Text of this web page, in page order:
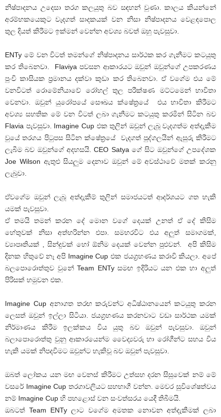
නිෂ්පාදනය උදෙසා තරග කලයුතු බව සඳහන් වුණා. කාලය කියන්නේ
අරම්භකයෙකුට වැදගත් සාදකයක් වන නිසා නිෂ්පාදනය වෙළඳපොල
තුල දියත් කිරීමට ඉක්මන් වෙන්න අවශ්‍ය බවත් ඔහු පැවසුවා.
ENTy මේ වන විටත් තමන්ගේ නිෂ්පාදනය සාර්ථක කර ගැනීමට කටයුතු
කර තිබෙනවා. Flaviya පවසන ආකාරයට ඔවුන් ඔවුන්ගේ උපකරණය
පුංචි කාසියක ප්‍රමානය දක්වා කුඩා කර තිබෙනවා. ඒ වගේම එය මේ
වනවිටත් රොමේනියාවේ රෝහල් තුල පරීක්ෂණ මට්ටමෙන් භාවිතා
වෙනවා. ඔවුන් යුරෝපයේ සෞඛය ක්ෂේත්‍රයේ එය භාවිතා කිරීමට
අවශ්‍ය සහතික මේ වන විටත් ලබා ගැනීමට කටයුතු කරමින් සිටින බව
Flavia පැවසුවා. Imagine Cup එක තුලින් ඔවුන් ලැබූ වැදගත්ම අත්දැකීම
වුයේ තරගය පිටුපස සිටින ක්ෂේත්‍රයේ වැදගත් පුද්ගලයින් ඇසුරු කිරීමට
ලැබීම බව ඔවුන්ගේ අදහසයි. CEO Satya ගේ සිට ඔවුන්ගේ උපදේශක
Joe Wilson ඇතුළු සියලුම දෙනාව ඔවුන් මේ අවස්ථාවේ මතක් කරනු
ලැබුවා.
ඒවගේම ඔවුන් ලැබූ අත්දැකීම් තුලින් සමාජයටත් ආදර්ශයට ගත හැකි
යමක් පැවසුවා.
ඒ තමයි තමන් කරන දේ මොන වගේ දෙයක් උනත් ඒ දේ කිසිම
හේතුවක් නිසා අත්හරින්න එපා. සමහරවිට එය අලුත් සමාගමක්,
ව්‍යාපෘතියක් , සින්දුවක් හෝ ඕනිම දෙයක් වෙන්න පුළුවන්. අපි කිසිම
දිනක හිතුවේ නෑ අපි Imagine Cup එක ජයග්‍රහණය කරාවි කියලා. අපේ
බලපොරොත්තුව වුනේ Team ENTy සමඟ ඉදිරියට යන එක හා අලුත්
පිරිසක් හමුවන එක.
Imagine Cup අනාගත තරඟ කරුවන්ට අධිෂ්ඨානයෙන් කටයුතු කරන
ලෙසත් ඔවුන් ඉල්ලා සිටියා. ජයග්‍රහණය කරනවාට වඩා සාර්ථක යමක්
නිර්මාණය කිරීම ඉලක්කය විය යුතු බව ඔවුන් පැවසුවා. ඔවුන්
බලාපොරොත්තු වුනු ආකාරයෙන්ම වෛද්‍යවරු හා රෝගීන්ට සහය විය
හැකි යමක් නිපදවීමට ඔවුන්ට හැකිවූ බව ඔවුන් පැවසුවා.
ඔබත් ලෝකය යන මඟ වෙනස් කිරීමට උත්සහ දරන සිසුවෙක් නම් මේ
වසරේ Imagine Cup තරගාවලියට සහභාගී වන්න. මෙවර සුවිශේෂත්වය
නම් Imagine Cup හි පහළොස් වන සංවත්සරය යෙදී තිබීමයි.
ඔබටත් Team ENTy ලාට වගේම අමතක නොවන අත්දැකීමක් ලබා